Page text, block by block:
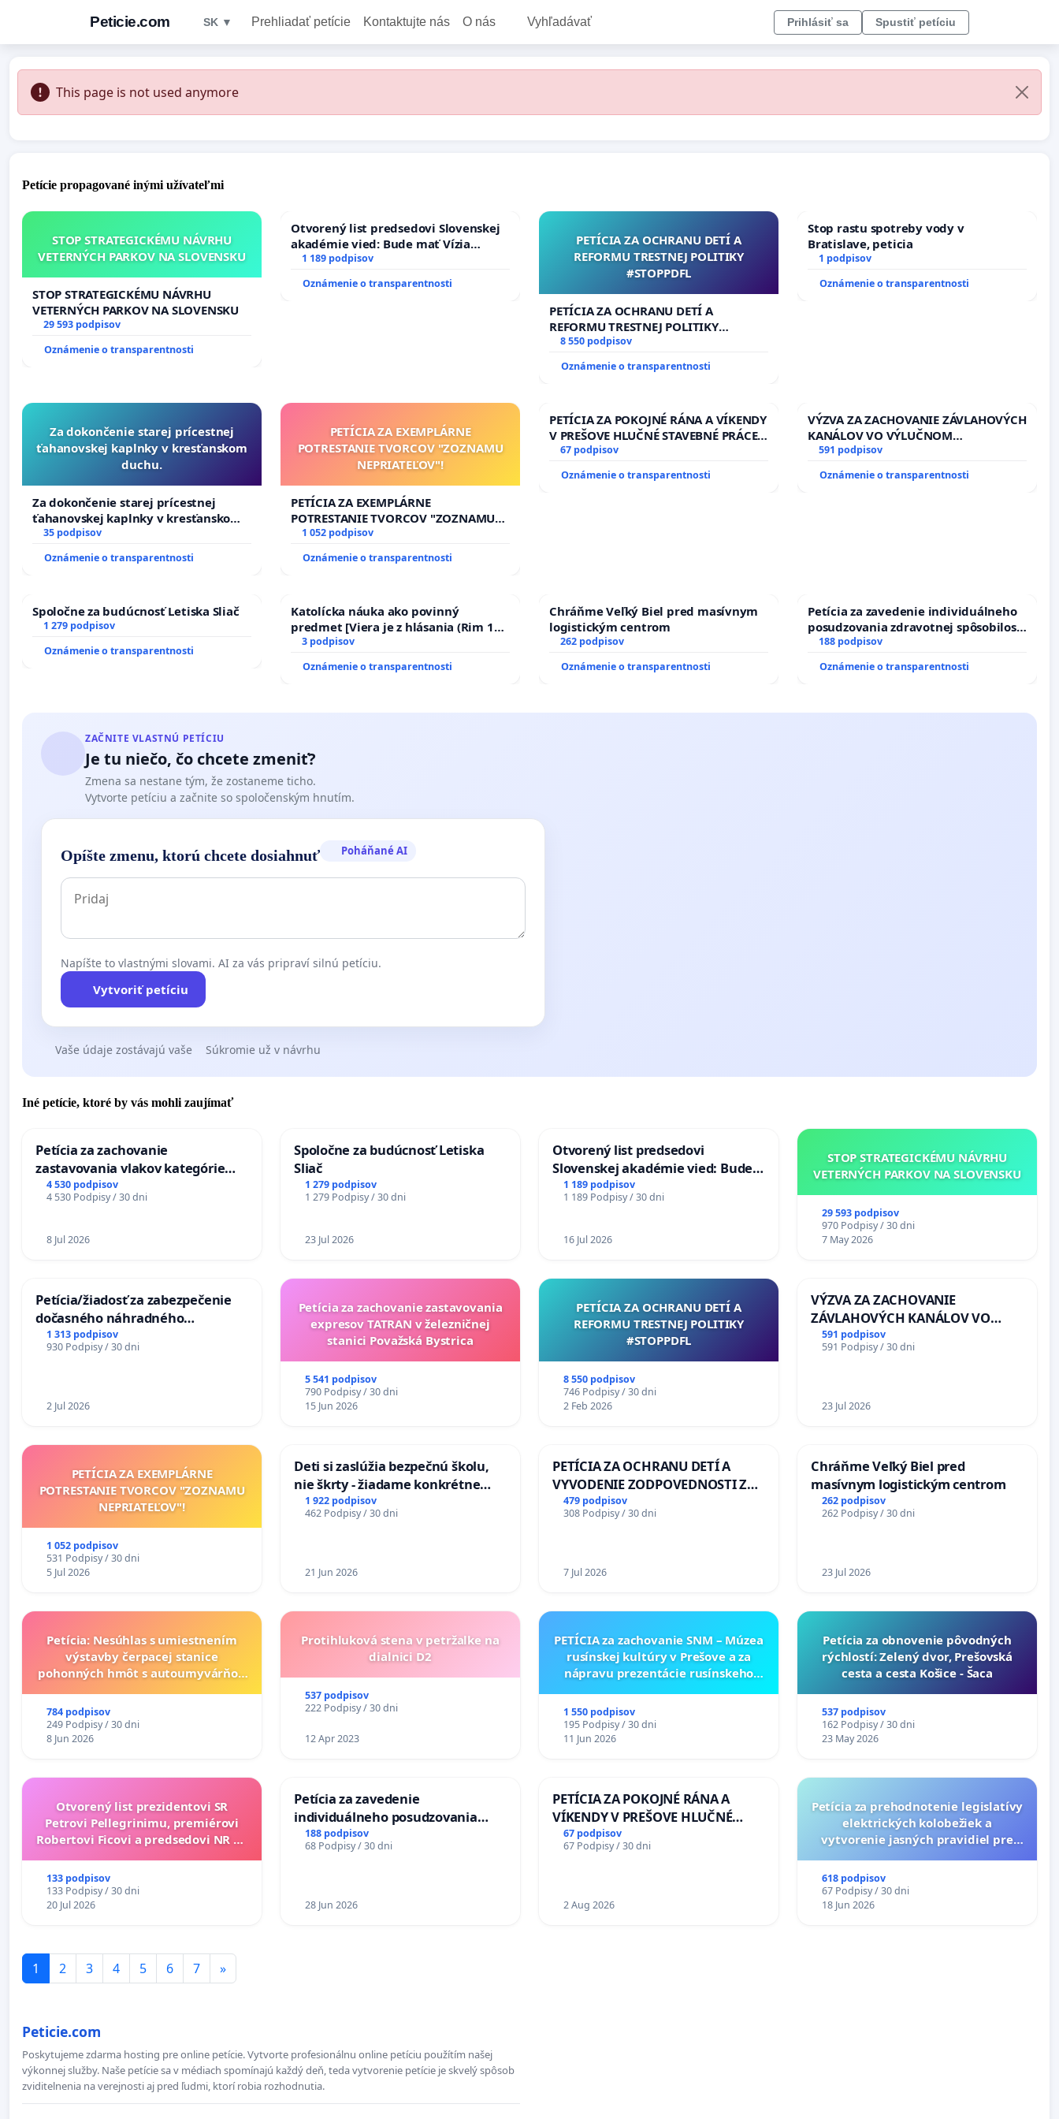
Peticie.com SK ▼ Prehliadať petície Kontaktujte nás O nás Vyhľadávať Prihlásiť sa Spustiť petíciu
This page is not used anymore
Petície propagované inými užívateľmi
STOP STRATEGICKÉMU NÁVRHU
VETERNÝCH PARKOV NA SLOVENSKU
STOP STRATEGICKÉMU NÁVRHU
VETERNÝCH PARKOV NA SLOVENSKU
29 593 podpisov
Oznámenie o transparentnosti
Otvorený list predsedovi Slovenskej
akadémie vied: Bude mať Vízia
Slovenska 2040 mravnú chrbticu?
1 189 podpisov
Oznámenie o transparentnosti
PETÍCIA ZA OCHRANU DETÍ A
REFORMU TRESTNEJ POLITIKY
#STOPPDFL
PETÍCIA ZA OCHRANU DETÍ A
REFORMU TRESTNEJ POLITIKY
#STOPPDFL
8 550 podpisov
Oznámenie o transparentnosti
Stop rastu spotreby vody v
Bratislave, peticia
1 podpisov
Oznámenie o transparentnosti
Za dokončenie starej prícestnej
ťahanovskej kaplnky v kresťanskom
duchu.
Za dokončenie starej prícestnej
ťahanovskej kaplnky v kresťanskom
duchu.
35 podpisov
Oznámenie o transparentnosti
PETÍCIA ZA EXEMPLÁRNE
POTRESTANIE TVORCOV "ZOZNAMU
NEPRIATEĽOV"!
PETÍCIA ZA EXEMPLÁRNE
POTRESTANIE TVORCOV "ZOZNAMU
NEPRIATEĽOV"!
1 052 podpisov
Oznámenie o transparentnosti
PETÍCIA ZA POKOJNÉ RÁNA A VÍKENDY
V PREŠOVE HLUČNÉ STAVEBNÉ PRÁCE
V SOBOTU LEN OD 9.00 DO 13.00
HOD., CEZ PRACOVNÝ TÝŽDEŇ CIEĽ
8.00 – 18.00 HOD. A PRAVIDELNÁ
67 podpisov
Oznámenie o transparentnosti
VÝZVA ZA ZACHOVANIE ZÁVLAHOVÝCH
KANÁLOV VO VÝLUČNOM
VLASTNÍCTVE A POD KONTROLOU
SLOVENSKEJ REPUBLIKY & žiadosť na
riešenie zanedbaného stavu
591 podpisov
Oznámenie o transparentnosti
Spoločne za budúcnosť Letiska Sliač
1 279 podpisov
Oznámenie o transparentnosti
Katolícka náuka ako povinný
predmet [Viera je z hlásania (Rim 10,
17)]
3 podpisov
Oznámenie o transparentnosti
Chráňme Veľký Biel pred masívnym
logistickým centrom
262 podpisov
Oznámenie o transparentnosti
Petícia za zavedenie individuálneho
posudzovania zdravotnej spôsobilosti
osôb s diabetom 1. a 2. typu pri
prijímaní do Policajného zboru SR
188 podpisov
Oznámenie o transparentnosti
ZAČNITE VLASTNÚ PETÍCIU
Je tu niečo, čo chcete zmeniť?
Zmena sa nestane tým, že zostaneme ticho.
Vytvorte petíciu a začnite so spoločenským hnutím.
Opíšte zmenu, ktorú chcete dosiahnuť Poháňané AI
Napíšte to vlastnými slovami. AI za vás pripraví silnú petíciu.
Vytvoriť petíciu
Vaše údaje zostávajú vaše Súkromie už v návrhu
Iné petície, ktoré by vás mohli zaujímať
Petícia za zachovanie
zastavovania vlakov kategórie
Expres (Ex) TATRAN v železničnej
stanici Púchov
4 530 podpisov
4 530 Podpisy / 30 dni
8 Jul 2026
Spoločne za budúcnosť Letiska
Sliač
1 279 podpisov
1 279 Podpisy / 30 dni
23 Jul 2026
Otvorený list predsedovi
Slovenskej akadémie vied: Bude
mať Vízia Slovenska 2040 mravnú
chrbticu?
1 189 podpisov
1 189 Podpisy / 30 dni
16 Jul 2026
STOP STRATEGICKÉMU NÁVRHU
VETERNÝCH PARKOV NA SLOVENSKU
29 593 podpisov
970 Podpisy / 30 dni
7 May 2026
Petícia/žiadosť za zabezpečenie
dočasného náhradného
premostenia Váhu počas úplnej
uzávery Vážskeho mosta v
1 313 podpisov
930 Podpisy / 30 dni
2 Jul 2026
Petícia za zachovanie zastavovania
expresov TATRAN v železničnej
stanici Považská Bystrica
5 541 podpisov
790 Podpisy / 30 dni
15 Jun 2026
PETÍCIA ZA OCHRANU DETÍ A
REFORMU TRESTNEJ POLITIKY
#STOPPDFL
8 550 podpisov
746 Podpisy / 30 dni
2 Feb 2026
VÝZVA ZA ZACHOVANIE
ZÁVLAHOVÝCH KANÁLOV VO
VÝLUČNOM VLASTNÍCTVE A POD
KONTROLOU SLOVENSKEJ
a odvodňovacích kanálov na
591 podpisov
591 Podpisy / 30 dni
23 Jul 2026
PETÍCIA ZA EXEMPLÁRNE
POTRESTANIE TVORCOV "ZOZNAMU
NEPRIATEĽOV"!
1 052 podpisov
531 Podpisy / 30 dni
5 Jul 2026
Deti si zaslúžia bezpečnú školu,
nie škrty - žiadame konkrétne
opatrenia na zlepšenie situácie v
školstve
1 922 podpisov
462 Podpisy / 30 dni
21 Jun 2026
PETÍCIA ZA OCHRANU DETÍ A
VYVODENIE ZODPOVEDNOSTI ZA
DLHOROČNÚ NEČINNOSŤ A
ZLYHANIE ŠTÁTU
479 podpisov
308 Podpisy / 30 dni
7 Jul 2026
Chráňme Veľký Biel pred
masívnym logistickým centrom
262 podpisov
262 Podpisy / 30 dni
23 Jul 2026
Petícia: Nesúhlas s umiestnením
výstavby čerpacej stanice
pohonných hmôt s autoumyvárňou
Grob - Čierna Voda
784 podpisov
249 Podpisy / 30 dni
8 Jun 2026
Protihluková stena v petržalke na
dialnici D2
537 podpisov
222 Podpisy / 30 dni
12 Apr 2023
PETÍCIA za zachovanie SNM – Múzea
rusínskej kultúry v Prešove a za
nápravu prezentácie rusínskeho
Múzeu ukrajinskej kultúry vo
Svidníku
1 550 podpisov
195 Podpisy / 30 dni
11 Jun 2026
​Petícia za obnovenie pôvodných
rýchlostí: Zelený dvor, Prešovská
cesta a cesta Košice - Šaca
537 podpisov
162 Podpisy / 30 dni
23 May 2026
Otvorený list prezidentovi SR
Petrovi Pellegrinimu, premiérovi
Robertovi Ficovi a predsedovi NR SR
133 podpisov
133 Podpisy / 30 dni
20 Jul 2026
Petícia za zavedenie
individuálneho posudzovania
zdravotnej spôsobilosti osôb s
diabetom 1. a 2. typu pri prijímaní
188 podpisov
68 Podpisy / 30 dni
28 Jun 2026
PETÍCIA ZA POKOJNÉ RÁNA A
VÍKENDY V PREŠOVE HLUČNÉ
STAVEBNÉ PRÁCE V SOBOTU LEN
OD 9.00 DO 13.00 HOD., CEZ
KONTROLA STAVBY C-AREA NA
67 podpisov
67 Podpisy / 30 dni
2 Aug 2026
Petícia za prehodnotenie legislatívy
elektrických kolobežiek a
vytvorenie jasných pravidiel pre
618 podpisov
67 Podpisy / 30 dni
18 Jun 2026
1 2 3 4 5 6 7 »
Peticie.com
Poskytujeme zdarma hosting pre online petície. Vytvorte profesionálnu online petíciu použítím našej
výkonnej služby. Naše petície sa v médiach spomínajú každý deň, teda vytvorenie petície je skvelý spôsob
zviditelnenia na verejnosti aj pred ľudmi, ktorí robia rozhodnutia.